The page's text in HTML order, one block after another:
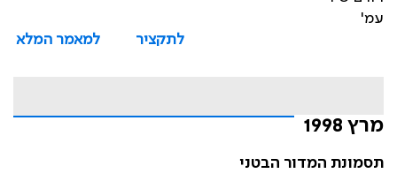
עמ'
לתקציר
למאמר המלא
מרץ 1998
תסמונת המדור הבטני